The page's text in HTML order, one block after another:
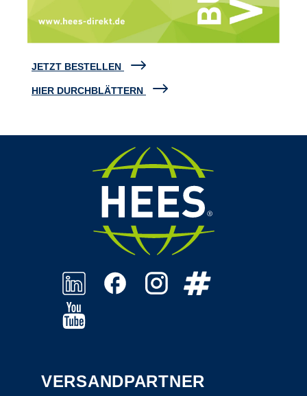
JETZT BESTELLEN
HIER DURCHBLÄTTERN
VERSANDPARTNER